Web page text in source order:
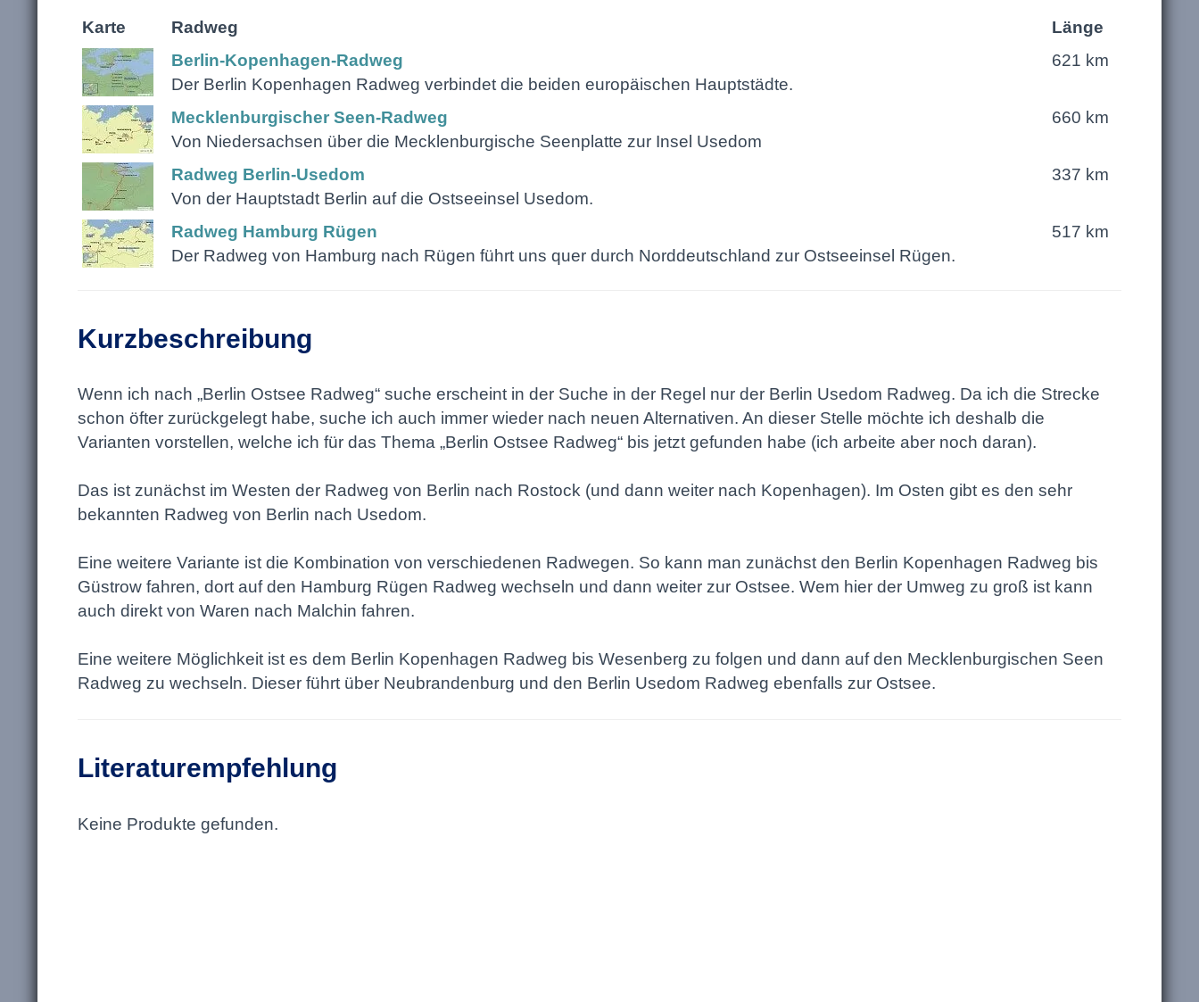
Karte Radweg
Länge
Berlin-Kopenhagen-Radweg
Der Berlin Kopenhagen Radweg verbindet die beiden europäischen Hauptstädte.
621 km
Mecklenburgischer Seen-Radweg
Von Niedersachsen über die Mecklenburgische Seenplatte zur Insel Usedom
660 km
Radweg Berlin-Usedom
Von der Hauptstadt Berlin auf die Ostseeinsel Usedom.
337 km
Radweg Hamburg Rügen
Der Radweg von Hamburg nach Rügen führt uns quer durch Norddeutschland zur Ostseeinsel Rügen.
517 km
Kurzbeschreibung
Wenn ich nach „Berlin Ostsee Radweg“ suche erscheint in der Suche in der Regel nur der Berlin Usedom Radweg. Da ich die Strecke
schon öfter zurückgelegt habe, suche ich auch immer wieder nach neuen Alternativen. An dieser Stelle möchte ich deshalb die
Varianten vorstellen, welche ich für das Thema „Berlin Ostsee Radweg“ bis jetzt gefunden habe (ich arbeite aber noch daran).
Das ist zunächst im Westen der Radweg von Berlin nach Rostock (und dann weiter nach Kopenhagen). Im Osten gibt es den sehr
bekannten Radweg von Berlin nach Usedom.
Eine weitere Variante ist die Kombination von verschiedenen Radwegen. So kann man zunächst den Berlin Kopenhagen Radweg bis
Güstrow fahren, dort auf den Hamburg Rügen Radweg wechseln und dann weiter zur Ostsee. Wem hier der Umweg zu groß ist kann
auch direkt von Waren nach Malchin fahren.
Eine weitere Möglichkeit ist es dem Berlin Kopenhagen Radweg bis Wesenberg zu folgen und dann auf den Mecklenburgischen Seen
Radweg zu wechseln. Dieser führt über Neubrandenburg und den Berlin Usedom Radweg ebenfalls zur Ostsee.
Literaturempfehlung
Keine Produkte gefunden.